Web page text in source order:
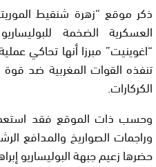
ذكر موقع “زهرة شنقيط
العسكرية الضخمة
“اغوينيت” مبرزا أنها تحاكي
تنفذه القوات المغربية ضد
الكركارات.
وحسب ذات الموقع فقد
وراجمات الصواريخ والمدافع
حضرها زعيم جبهة البوليساريو